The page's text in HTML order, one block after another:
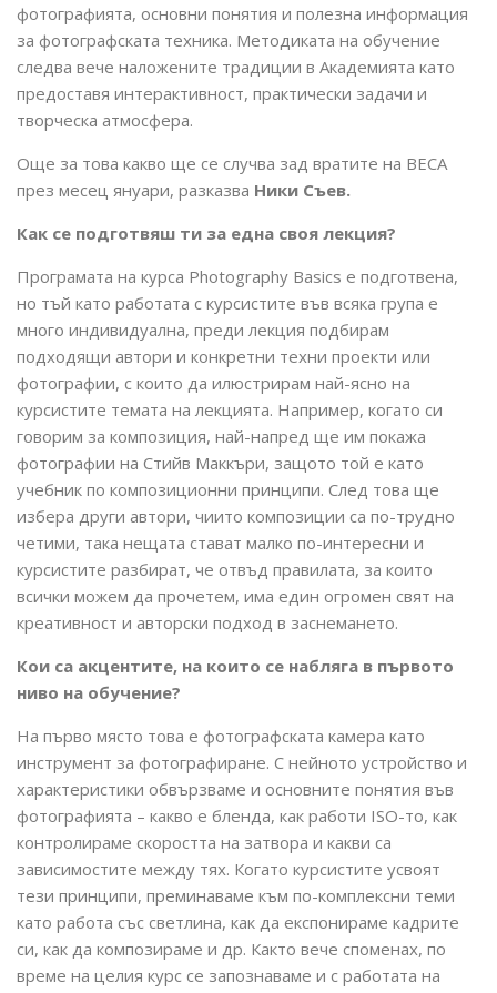
фотографията, основни понятия и полезна информация
за фотографската техника. Методиката на обучение
следва вече наложените традиции в Академията като
предоставя интерактивност, практически задачи и
творческа атмосфера.
Още за това какво ще се случва зад вратите на BECA
през месец януари, разказва Ники Съев.
Как се подготвяш ти за една своя лекция?
Програмата на курса Photography Basics е подготвена,
но тъй като работата с курсистите във всяка група е
много индивидуална, преди лекция подбирам
подходящи автори и конкретни техни проекти или
фотографии, с които да илюстрирам най-ясно на
курсистите темата на лекцията. Например, когато си
говорим за композиция, най-напред ще им покажа
фотографии на Стийв Маккъри, защото той е като
учебник по композиционни принципи. След това ще
избера други автори, чиито композиции са по-трудно
четими, така нещата стават малко по-интересни и
курсистите разбират, че отвъд правилата, за които
всички можем да прочетем, има един огромен свят на
креативност и авторски подход в заснемането.
Кои са акцентите, на които се набляга в първото
ниво на обучение?
На първо място това е фотографската камера като
инструмент за фотографиране. С нейното устройство и
характеристики обвързваме и основните понятия във
фотографията – какво е бленда, как работи ISO-то, как
контролираме скоростта на затвора и какви са
зависимостите между тях. Когато курсистите усвоят
тези принципи, преминаваме към по-комплексни теми
като работа със светлина, как да експонираме кадрите
си, как да композираме и др. Както вече споменах, по
време на целия курс се запознаваме и с работата на